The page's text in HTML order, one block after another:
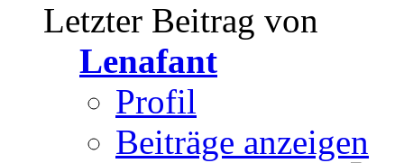
Letzter Beitrag von
Lenafant
Profil
Beiträge anzeigen